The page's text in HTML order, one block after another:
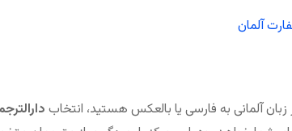
آلمان
آلمانی به فارسی یا بالعکس هستید، انتخاب